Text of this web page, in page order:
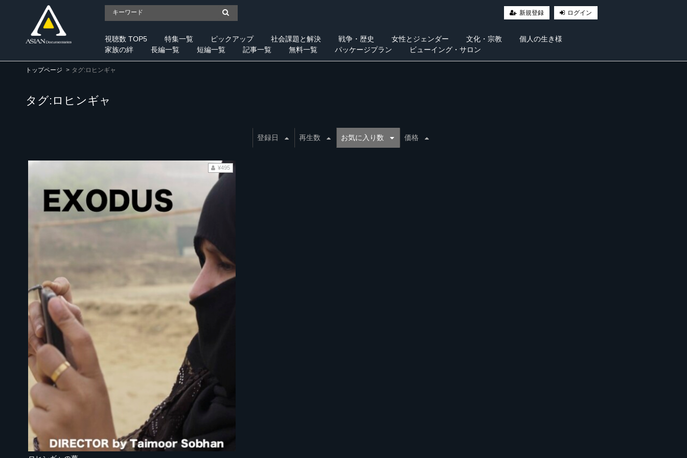
新規登録 ログイン
視聴数 TOP5 特集一覧 ピックアップ 社会課題と解決 戦争・歴史 女性とジェンダー 文化・宗教
個人の生き様
家族の絆
長編一覧 短編一覧 記事一覧 無料一覧 パッケージプラン ビューイング・サロン
トップページ タグ:ロヒンギャ
タグ:ロヒンギャ
登録日 再生数 お気に入り数 価格
¥495